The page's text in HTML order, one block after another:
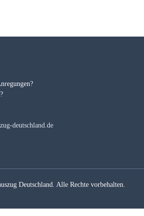
deutschland.de
Deutschland. Alle Rechte vorbehalten.